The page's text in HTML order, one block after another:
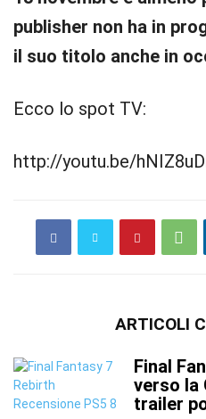
publisher non ha in
il suo titolo anche in
Ecco lo spot TV:
http://youtu.be/
ARTICOLI
Final
verso la
trailer